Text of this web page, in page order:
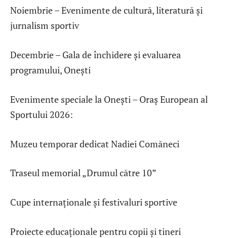
Noiembrie – Evenimente de cultură, literatură și
jurnalism sportiv
Decembrie – Gala de închidere și evaluarea
programului, Onești
Evenimente speciale la Onești – Oraș European al
Sportului 2026:
Muzeu temporar dedicat Nadiei Comăneci
Traseul memorial „Drumul către 10”
Cupe internaționale și festivaluri sportive
Proiecte educaționale pentru copii și tineri